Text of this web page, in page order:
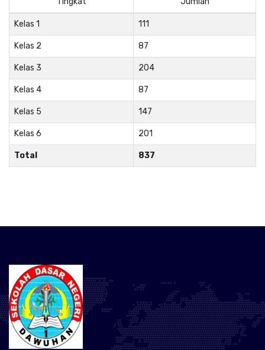
Kelas 1 111
Kelas 2 87
Kelas 3 204
Kelas 4 87
Kelas 5 147
Kelas 6 201
Total 837